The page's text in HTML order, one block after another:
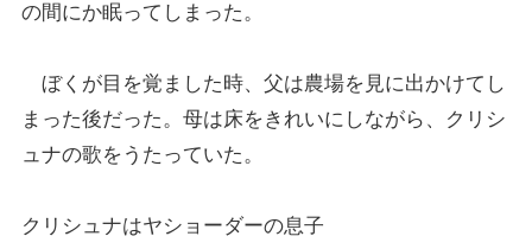
の間にか眠ってしまった。
ぼくが目を覚ました時、父は農場を見に出かけてし
まった後だった。母は床をきれいにしながら、クリシ
ュナの歌をうたっていた。
クリシュナはヤショーダーの息子